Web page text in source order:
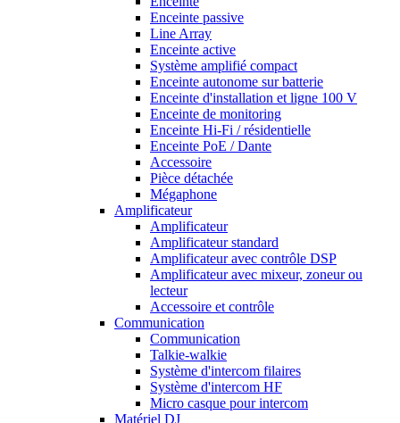
Enceinte passive
Line Array
Enceinte active
Système amplifié compact
Enceinte autonome sur batterie
Enceinte d'installation et ligne 100 V
Enceinte de monitoring
Enceinte Hi-Fi / résidentielle
Enceinte PoE / Dante
Accessoire
Pièce détachée
Mégaphone
Amplificateur
Amplificateur
Amplificateur standard
Amplificateur avec contrôle DSP
Amplificateur avec mixeur, zoneur ou
lecteur
Accessoire et contrôle
Communication
Communication
Talkie-walkie
Système d'intercom filaires
Système d'intercom HF
Micro casque pour intercom
Matériel DJ